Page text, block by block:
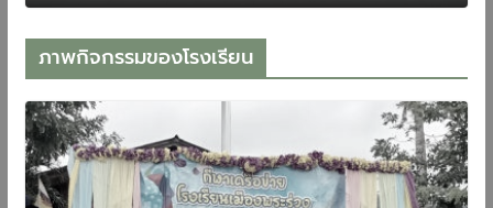
ภาพกิจกรรมของโรงเรียน